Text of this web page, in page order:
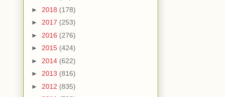
► 2018 (178)
► 2017 (253)
► 2016 (276)
► 2015 (424)
► 2014 (622)
► 2013 (816)
► 2012 (835)